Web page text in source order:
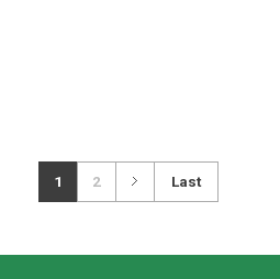
1 2 Last